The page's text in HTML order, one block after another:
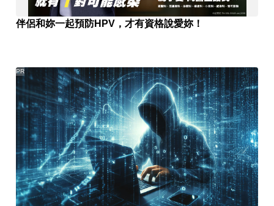
伴侶和妳一起預防HPV，才有資格說愛妳！
PR